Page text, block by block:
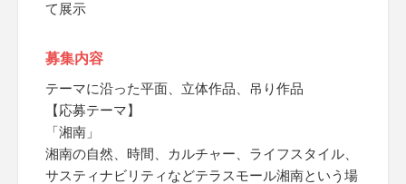
て展示
募集内容
テーマに沿った平面、立体作品、吊り作品
【応募テーマ】
「湘南」
湘南の自然、時間、カルチャー、ライフスタイル、
サスティナビリティなどテラスモール湘南という場